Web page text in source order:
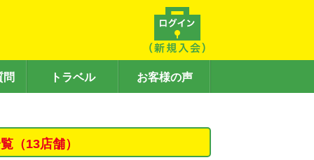
問 トラベル お客様の声
（13店舗）